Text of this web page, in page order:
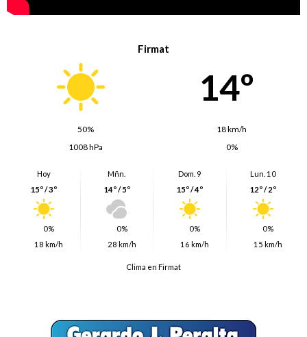
Firmat
14º
50%
18 km/h
1008 hPa
0%
Hoy
15º / 3º
0%
18 km/h
Mñn.
14º / 5º
0%
28 km/h
Dom. 9
15º / 4º
0%
16 km/h
Lun. 10
12º / 2º
0%
15 km/h
Clima en Firmat